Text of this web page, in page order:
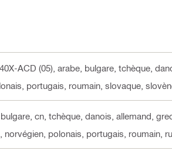
ACD (05) , arabe, bulgare, tchèque,
portugais, roumain, slovaque,
bulgare, cn, tchèque, danois, allemand,
norvégien, polonais, portugais,